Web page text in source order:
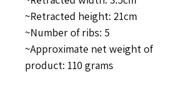
~Retracted height: 21cm
~Number of ribs: 5
~Approximate net weight of
product: 110 grams